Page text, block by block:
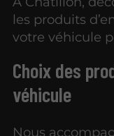
les produits
votre véhicule
Choix des
véhicule
Nous